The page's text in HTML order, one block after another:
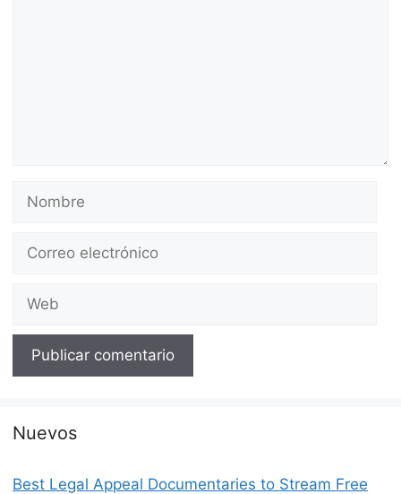
electrónico
Nuevos
Best Legal Appeal Documentaries to Stream Free